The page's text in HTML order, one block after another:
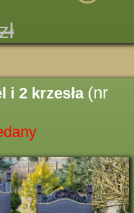
i 2 krzesła (nr